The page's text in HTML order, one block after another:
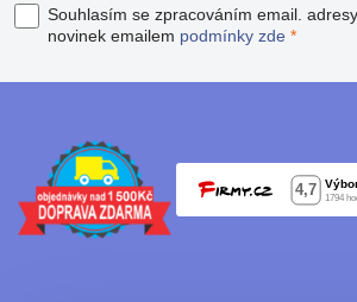
Souhlasím se zpracováním email.
novinek emailem podmínky zde *